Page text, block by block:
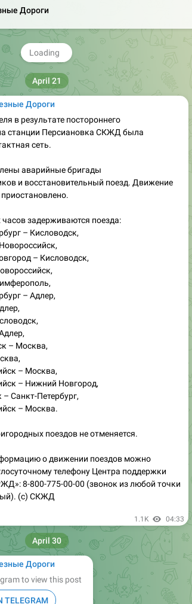
Дороги
пересадок уже значительно
между диаметрами стал проще, а сама
современными эскалаторами, лифтами
Дороги
в результате постороннего
станции Персиановка СКЖД была
сеть.
аварийные бригады
и восстановительный поезд. Движение
часов задерживаются поезда:
– Кисловодск,
– Кисловодск,
– Адлер,
– Москва,
– Москва,
– Нижний Новгород,
Санкт-Петербург,
– Москва.
поездов не отменяется.
о движении поездов можно
телефону Центра поддержки
8-800-775-00-00 (звонок из любой точки
(c) СКЖД
1.1K 04:33
April 21
Дороги
to view this post
TELEGRAM
April 30